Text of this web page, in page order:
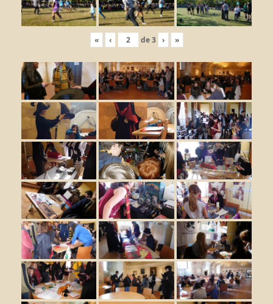
« ‹ de3 › »